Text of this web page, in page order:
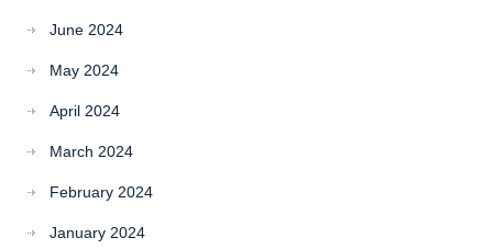
June 2024
May 2024
April 2024
March 2024
February 2024
January 2024